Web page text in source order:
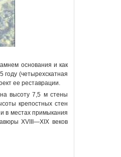
основания и как
(четырехскатная
ее реставрации.
высоту 7,5 м стены
крепостных стен
в местах примыкания
XVIII—XIX веков